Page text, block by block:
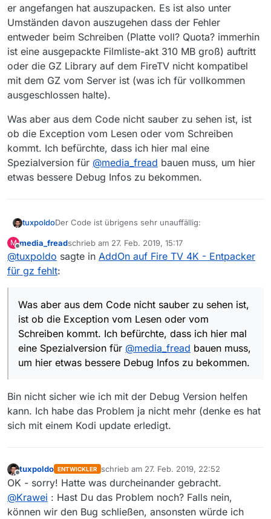
er angefangen hat auszupacken. Es ist also unter
Umständen davon auszugehen dass der Fehler
entweder beim Schreiben (Platte voll? Quota? immerhin
ist eine ausgepackte Filmliste-akt 310 MB groß) auftritt
oder die GZ Library auf dem FireTV nicht kompatibel
mit dem GZ vom Server ist (was ich für vollkommen
ausgeschlossen halte).
Was aber aus dem Code nicht sauber zu sehen ist, ist
ob die Exception vom Lesen oder vom Schreiben
kommt. Ich befürchte, dass ich hier mal eine
Spezialversion für @media_fread bauen muss, um hier
etwas bessere Debug Infos zu bekommen.
tuxpoldoDer Code ist übrigens sehr unauffällig:
def _decompress_gz(self, sourcefile,
    blocksize = 8192
    try:
                dstfile.write(data)
            # pylint: disable=broad-except
    except Exception as err:
self.logger.error('gz decompression
        return -1
Was hingegen sehr auffällig ist, ist das Timing:
Die Fehlermeldung kommt erst 12 Sekundennach
demer angefangen hat auszupacken. Es ist also
unter Umständen davon auszugehen dass der Fehler
entweder beim Schreiben (Platte voll? Quota?
immerhin ist eine ausgepackte Filmliste-akt 310 MB
groß) auftritt oder die GZ Library auf dem FireTV nicht
vollkommen ausgeschlossen halte).
Was aber aus dem Code nicht sauber zu sehen ist, ist
ob die Exception vom Lesen oder vom Schreiben
kommt. Ich befürchte, dass ich hier mal eine
Spezialversion für@media_fread bauen muss, um
M
Offline
media_freadschrieb am 27. Feb. 2019, 15:17
zuletzt editiert von
@tuxpoldo sagte in AddOn auf Fire TV 4K - Entpacker
für gz fehlt:
Was aber aus dem Code nicht sauber zu sehen ist,
ist ob die Exception vom Lesen oder vom
Schreiben kommt. Ich befürchte, dass ich hier mal
eine Spezialversion für @media_fread bauen muss,
um hier etwas bessere Debug Infos zu bekommen.
Bin nicht sicher wie ich mit der Debug Version helfen
kann. Ich habe das Problem ja nicht mehr (denke es hat
sich mit einem Kodi update erledigt.
Offline
tuxpoldo ENTWICKLER schrieb am 27. Feb. 2019, 22:52
zuletzt editiert von
OK - sorry! Hatte was durcheinander gebracht.
@Krawei : Hast Du das Problem noch? Falls nein,
können wir den Bug schließen, ansonsten würde ich